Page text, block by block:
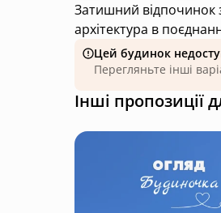
Затишний відпочинок
архітектура в
Цей будинок
Перегляньте інші
Інші пропозиції